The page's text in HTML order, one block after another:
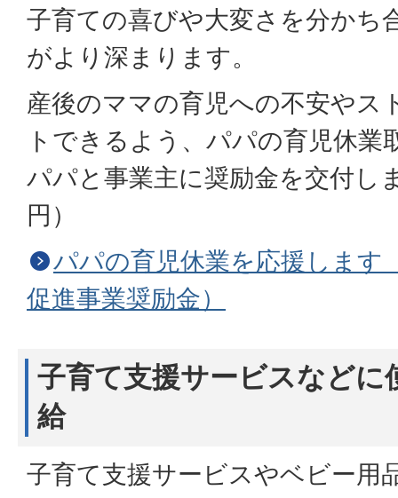
子育ての喜びや大変さを分かち
がより深まります。
産後のママの育児への不安やス
トできるよう、パパの育児休業
パパと事業主に奨励金を交付し
円）
パパの育児休業を応援します
促進事業奨励金）
子育て支援サービスなどに
給
子育て支援サービスやベビー用